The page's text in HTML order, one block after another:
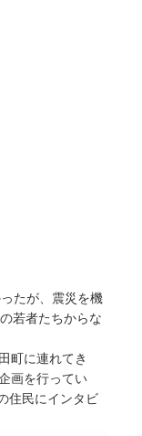
たが、震災を機
若者たちからな
町に連れてき
画を行ってい
住民にインタビ